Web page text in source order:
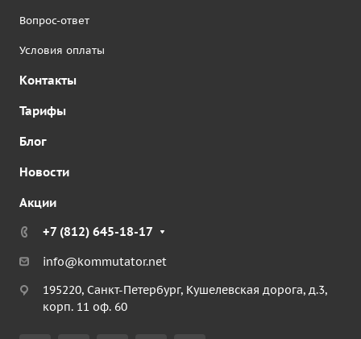
Вопрос-ответ
Условия оплаты
Контакты
Тарифы
Блог
Новости
Акции
+7 (812) 645-18-17
info@kommutator.net
195220, Санкт-Петербург, Кушелевская дорога, д.3,
корп. 11 оф. 60